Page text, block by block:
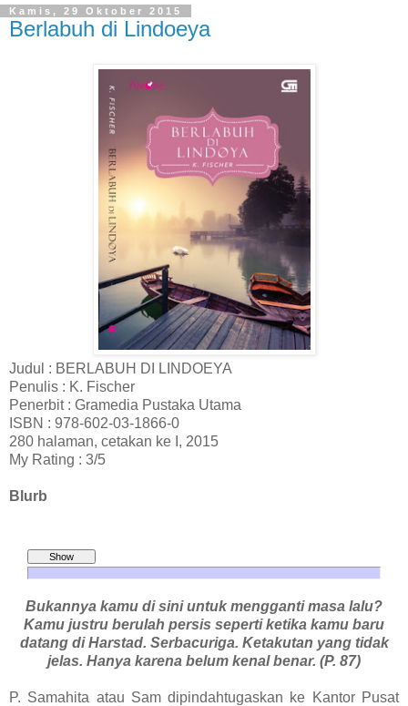
Kamis, 29 Oktober 2015
Berlabuh di Lindoeya
Judul : BERLABUH DI LINDOEYA
Penulis : K. Fischer
Penerbit : Gramedia Pustaka Utama
ISBN : 978-602-03-1866-0
280 halaman, cetakan ke I, 2015
My Rating : 3/5
Blurb
Bukannya kamu di sini untuk mengganti masa lalu?
Kamu justru berulah persis seperti ketika kamu baru
datang di Harstad. Serbacuriga. Ketakutan yang tidak
jelas. Hanya karena belum kenal benar. (P. 87)
P. Samahita atau Sam dipindahtugaskan ke Kantor Pusat